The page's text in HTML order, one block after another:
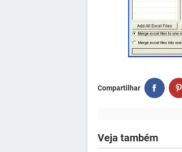
Compartilhar
Veja também